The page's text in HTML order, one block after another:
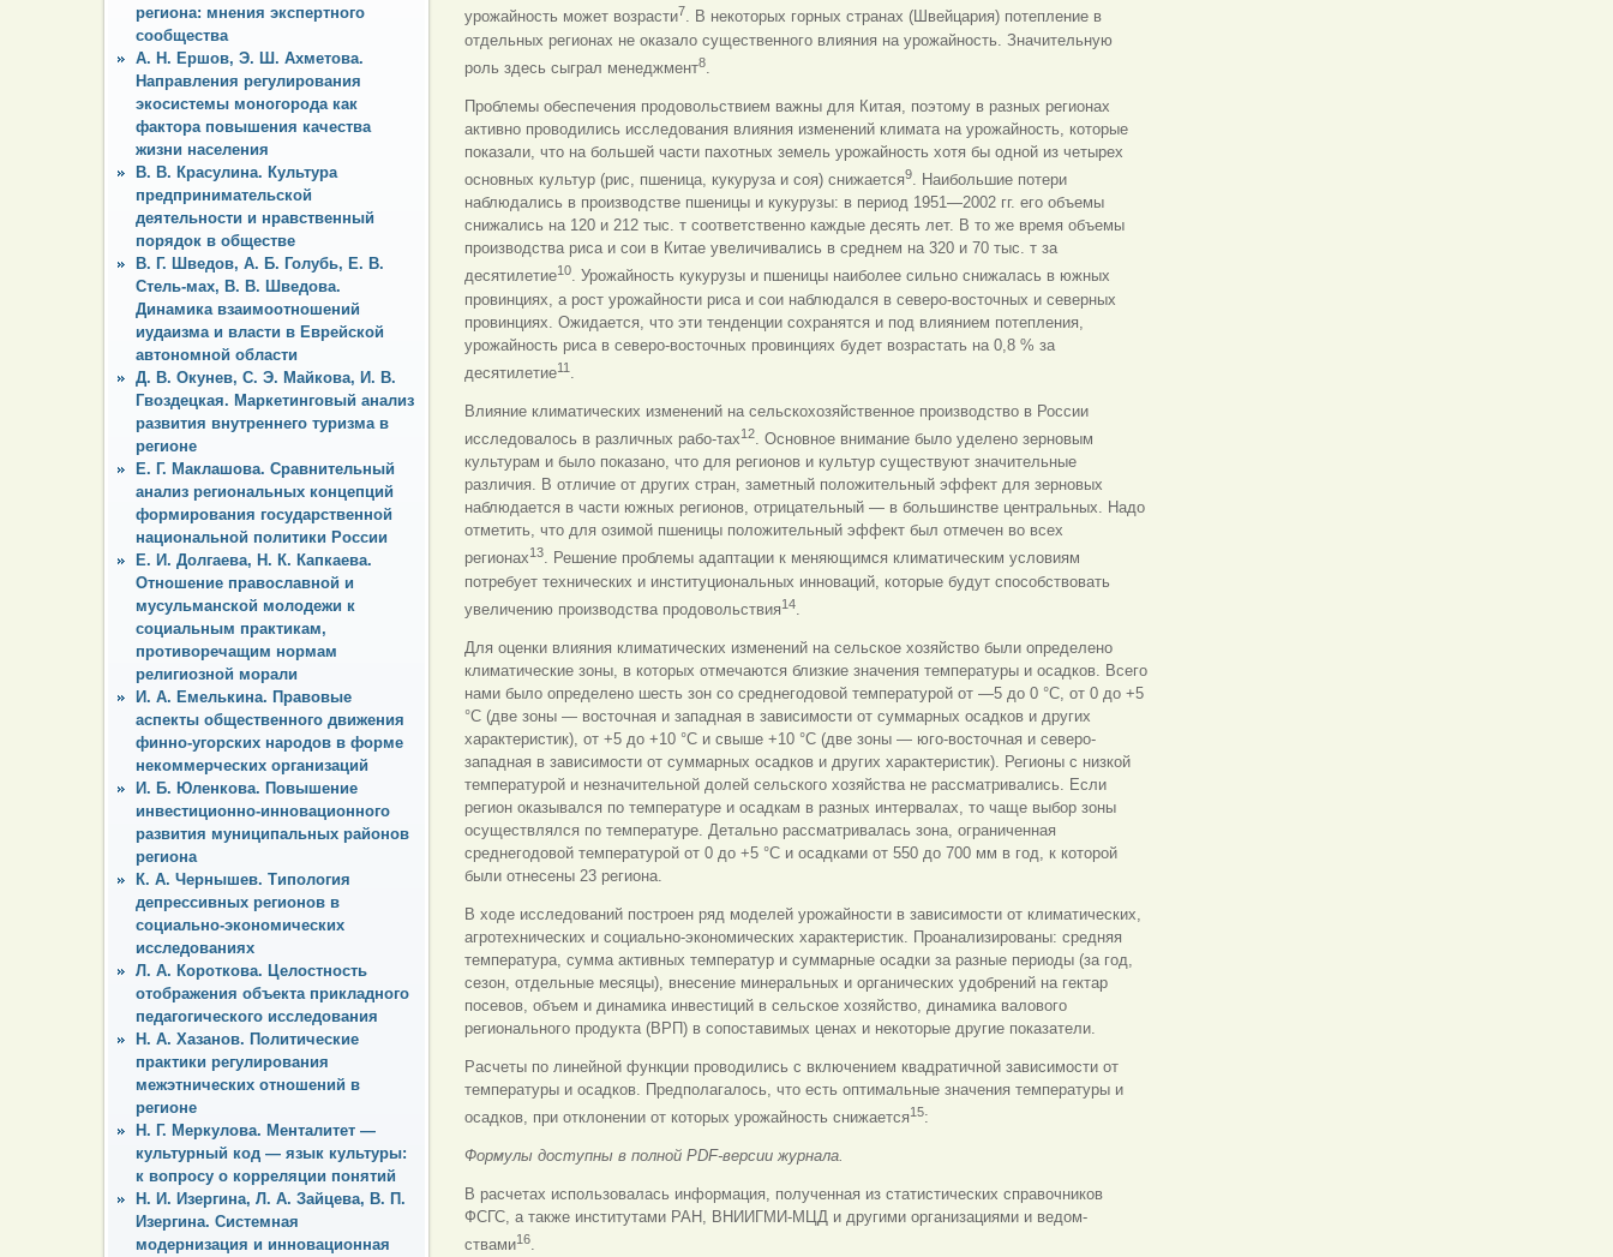
региона: мнения экспертного
сообщества
А. Н. Ершов, Э. Ш. Ахметова.
Направления регулирования
экосистемы моногорода как
фактора повышения качества
жизни населения
В. В. Красулина. Культура
предпринимательской
деятельности и нравственный
порядок в обществе
В. Г. Шведов, А. Б. Голубь, Е. В.
Стель-мах, В. В. Шведова.
Динамика взаимоотношений
иудаизма и власти в Еврейской
автономной области
Д. В. Окунев, С. Э. Майкова, И. В.
Гвоздецкая. Маркетинговый анализ
развития внутреннего туризма в
регионе
Е. Г. Маклашова. Сравнительный
анализ региональных концепций
формирования государственной
национальной политики России
Е. И. Долгаева, Н. К. Капкаева.
Отношение православной и
мусульманской молодежи к
социальным практикам,
противоречащим нормам
религиозной морали
И. А. Емелькина. Правовые
аспекты общественного движения
финно-угорских народов в форме
некоммерческих организаций
И. Б. Юленкова. Повышение
инвестиционно-инновационного
развития муниципальных районов
региона
К. А. Чернышев. Типология
депрессивных регионов в
социально-экономических
исследованиях
Л. А. Короткова. Целостность
отображения объекта прикладного
педагогического исследования
Н. А. Хазанов. Политические
практики регулирования
межэтнических отношений в
регионе
Н. Г. Меркулова. Менталитет —
культурный код — язык культуры:
к вопросу о корреляции понятий
Н. И. Изергина, Л. А. Зайцева, В. П.
Изергина. Системная
модернизация и инновационная
урожайность может возрасти7. В некоторых горных странах (Швейцария) потепление в
отдельных регионах не оказало существенного влияния на урожайность. Значительную
роль здесь сыграл менеджмент8.
Проблемы обеспечения продовольствием важны для Китая, поэтому в разных регионах
активно проводились исследования влияния изменений климата на урожайность, которые
показали, что на большей части пахотных земель урожайность хотя бы одной из четырех
основных культур (рис, пшеница, кукуруза и соя) снижается9. Наибольшие потери
наблюдались в производстве пшеницы и кукурузы: в период 1951—2002 гг. его объемы
снижались на 120 и 212 тыс. т соответственно каждые десять лет. В то же время объемы
производства риса и сои в Китае увеличивались в среднем на 320 и 70 тыс. т за
десятилетие10. Урожайность кукурузы и пшеницы наиболее сильно снижалась в южных
провинциях, а рост урожайности риса и сои наблюдался в северо-восточных и северных
провинциях. Ожидается, что эти тенденции сохранятся и под влиянием потепления,
урожайность риса в северо-восточных провинциях будет возрастать на 0,8 % за
десятилетие11 .
Влияние климатических изменений на сельскохозяйственное производство в России
исследовалось в различных рабо-тах12. Основное внимание было уделено зерновым
культурам и было показано, что для регионов и культур существуют значительные
различия. В отличие от других стран, заметный положительный эффект для зерновых
наблюдается в части южных регионов, отрицательный — в большинстве центральных. Надо
отметить, что для озимой пшеницы положительный эффект был отмечен во всех
регионах13. Решение проблемы адаптации к меняющимся климатическим условиям
потребует технических и институциональных инноваций, которые будут способствовать
увеличению производства продовольствия14
Для оценки влияния климатических изменений на сельское хозяйство были определено
климатические зоны, в которых отмечаются близкие значения температуры и осадков. Всего
нами было определено шесть зон со среднегодовой температурой от —5 до 0 °С, от 0 до +5
°С (две зоны — восточная и западная в зависимости от суммарных осадков и других
характеристик), от +5 до +10 °С и свыше +10 °С (две зоны — юго-восточная и северо-
западная в зависимости от суммарных осадков и других характеристик). Регионы с низкой
температурой и незначительной долей сельского хозяйства не рассматривались. Если
регион оказывался по температуре и осадкам в разных интервалах, то чаще выбор зоны
осуществлялся по температуре. Детально рассматривалась зона, ограниченная
среднегодовой температурой от 0 до +5 °С и осадками от 550 до 700 мм в год, к которой
были отнесены 23 региона.
В ходе исследований построен ряд моделей урожайности в зависимости от климатических,
агротехнических и социально-экономических характеристик. Проанализированы: средняя
температура, сумма активных температур и суммарные осадки за разные периоды (за год,
сезон, отдельные месяцы), внесение минеральных и органических удобрений на гектар
посевов, объем и динамика инвестиций в сельское хозяйство, динамика валового
регионального продукта (ВРП) в сопоставимых ценах и некоторые другие показатели.
Расчеты по линейной функции проводились с включением квадратичной зависимости от
температуры и осадков. Предполагалось, что есть оптимальные значения температуры и
осадков, при отклонении от которых урожайность снижается15:
Формулы доступны в полной PDF-версии журнала.
В расчетах использовалась информация, полученная из статистических справочников
ФСГС, а также институтами РАН, ВНИИГМИ-МЦД и другими организациями и ведом-
ствами16.